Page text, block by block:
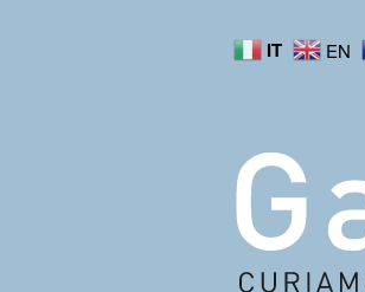
IT EN